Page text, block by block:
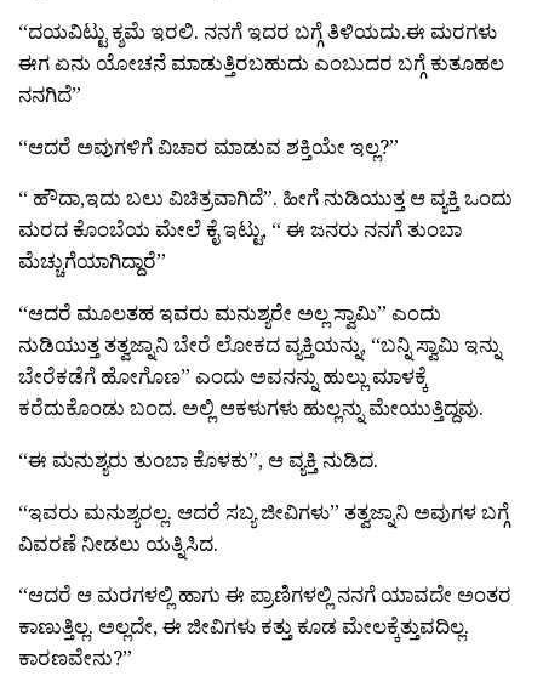
“ದಯವಿಟ್ಟು ಕ್ಶಮೆ ಇರಲಿ. ನನಗೆ ಇದರ ಬಗ್ಗೆ ತಿಳಿಯದು.ಈ ಮರಗಳು
ಈಗ ಏನು ಯೋಚನೆ ಮಾಡುತ್ತಿರಬಹುದು ಎಂಬುದರ ಬಗ್ಗೆ ಕುತೂಹಲ
ನನಗಿದೆ”
“ಆದರೆ ಅವುಗಳಿಗೆ ವಿಚಾರ ಮಾಡುವ ಶಕ್ತಿಯೇ ಇಲ್ಲ?”
“ ಹೌದಾ,ಇದು ಬಲು ವಿಚಿತ್ರವಾಗಿದೆ”. ಹೀಗೆ ನುಡಿಯುತ್ತ ಆ ವ್ಯಕ್ತಿ ಒಂದು
ಮರದ ಕೊಂಬೆಯ ಮೇಲೆ ಕೈ ಇಟ್ಟು, “ ಈ ಜನರು ನನಗೆ ತುಂಬಾ
ಮೆಚ್ಚುಗೆಯಾಗಿದ್ದಾರೆ”
“ಆದರೆ ಮೂಲತಹ ಇವರು ಮನುಶ್ಯರೇ ಅಲ್ಲ ಸ್ವಾಮಿ” ಎಂದು
ನುಡಿಯುತ್ತ ತತ್ವಜ್ನಾನಿ ಬೇರೆ ಲೋಕದ ವ್ಯಕ್ತಿಯನ್ನು, “ಬನ್ನಿ ಸ್ವಾಮಿ ಇನ್ನು
ಬೇರೆಕಡೆಗೆ ಹೋಗೊಣ” ಎಂದು ಅವನನ್ನು ಹುಲ್ಲು ಮಾಳಕ್ಕೆ
ಕರೆದುಕೊಂಡು ಬಂದ. ಅಲ್ಲಿ ಆಕಳುಗಳು ಹುಲ್ಲನ್ನು ಮೇಯುತ್ತಿದ್ದವು.
“ಈ ಮನುಶ್ಯರು ತುಂಬಾ ಕೊಳಕು”, ಆ ವ್ಯಕ್ತಿ ನುಡಿದ.
“ಇವರು ಮನುಶ್ಯರಲ್ಲ. ಆದರೆ ಸಬ್ಯ ಜೀವಿಗಳು” ತತ್ವಜ್ನಾನಿ ಅವುಗಳ ಬಗ್ಗೆ
ವಿವರಣೆ ನೀಡಲು ಯತ್ನಿಸಿದ.
“ಆದರೆ ಆ ಮರಗಳಲ್ಲಿ ಹಾಗು ಈ ಪ್ರಾಣಿಗಳಲ್ಲಿ ನನಗೆ ಯಾವದೇ ಅಂತರ
ಕಾಣುತ್ತಿಲ್ಲ. ಅಲ್ಲದೇ, ಈ ಜೀವಿಗಳು ಕತ್ತು ಕೂಡ ಮೇಲಕ್ಕೆತ್ತುವದಿಲ್ಲ.
ಕಾರಣವೇನು?”